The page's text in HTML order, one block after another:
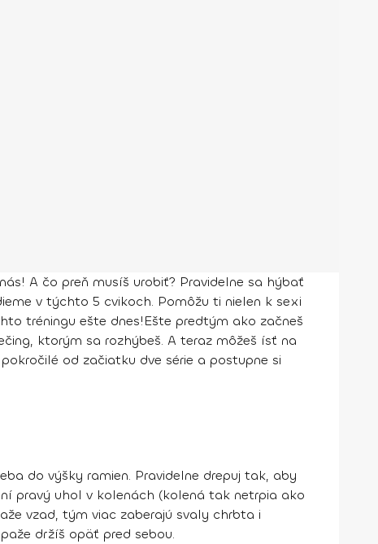
A čo preň musíš urobiť? Pravidelne sa hýbať
v týchto 5 cvikoch. Pomôžu ti nielen k sexi
tréningu ešte dnes!Ešte predtým ako začneš
ktorým sa rozhýbeš. A teraz môžeš ísť na
od začiatku dve série a postupne si
do výšky ramien. Pravidelne drepuj tak, aby
pravý uhol v kolenách (kolená tak netrpia ako
vzad, tým viac zaberajú svaly chrbta i
držíš opäť pred sebou.